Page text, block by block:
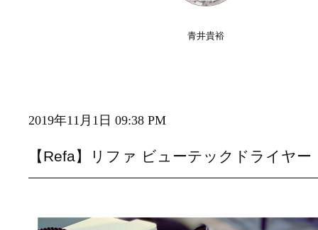
青井貴裕
2019年11月1日 09:38 PM
【Refa】リファ ビューテックドライヤー